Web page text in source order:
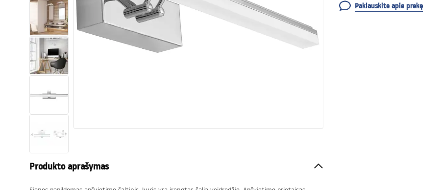
Praustuvas
Vonios ir ekranai
Vonios maišytuvai
Vonios dušai
Paklauskite apie prekę
Produkto aprašymas